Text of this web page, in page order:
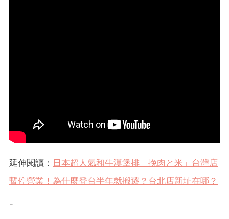
延伸閱讀： 日本超人氣和牛漢堡排「挽肉と米」台灣店
暫停營業！為什麼登台半年就搬遷？台北店新址在哪？
-